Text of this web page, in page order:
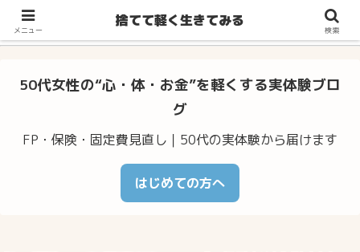
不安・体調のゆらぎ・お金の心配…50代からの暮らしをラクに整え
るヒント
50代女性の“心・体・お金”を軽くする実体験ブロ
グ
FP・保険・固定費見直し｜50代の実体験から届けます
はじめての方へ
メニュー
捨てて軽く生きてみる
検索